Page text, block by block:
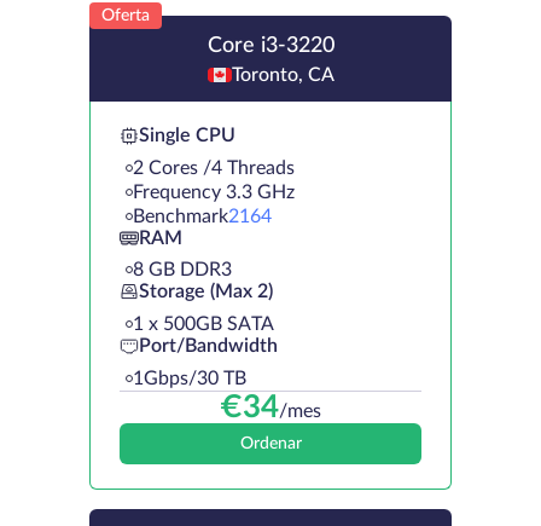
Oferta
Core i3-3220
Toronto, CA
Single CPU
2 Cores /4 Threads
Frequency 3.3 GHz
Benchmark2164
RAM
8 GB DDR3
Storage (Max 2)
1 х 500GB SATA
Port/Bandwidth
1Gbps/30 TB
€34/mes
Ordenar